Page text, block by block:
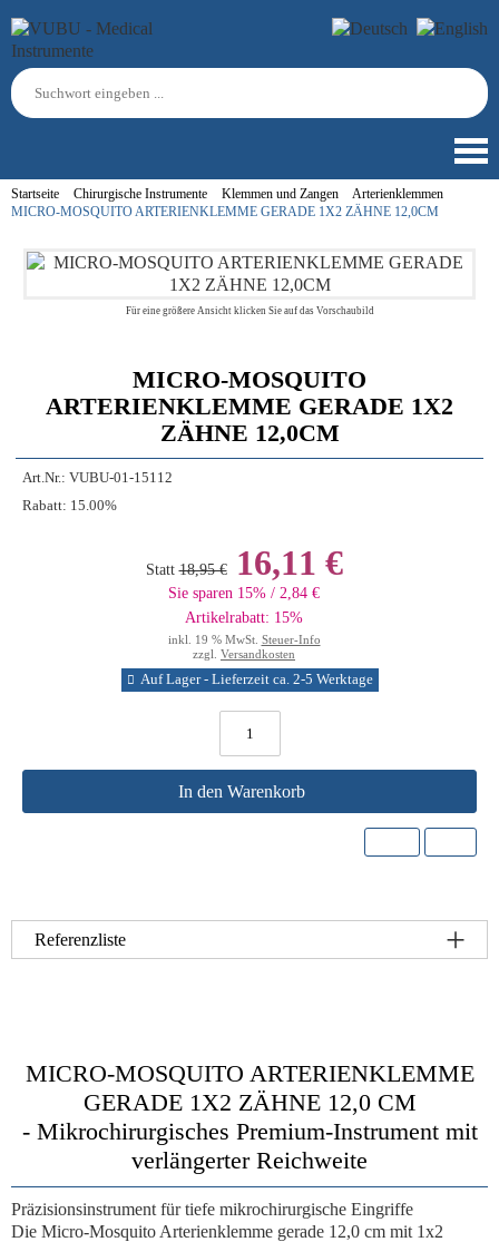
Startseite Chirurgische Instrumente Klemmen und Zangen
Arterienklemmen
MICRO-MOSQUITO ARTERIENKLEMME GERADE 1X2 ZÄHNE 12,0CM
Für eine größere Ansicht klicken Sie auf das Vorschaubild
MICRO-MOSQUITO
ARTERIENKLEMME GERADE 1X2
ZÄHNE 12,0CM
Art.Nr.: VUBU-01-15112
Rabatt: 15.00%
Statt 18,95 €16,11 €
Sie sparen 15% / 2,84 €
Artikelrabatt: 15%
inkl. 19 % MwSt. Steuer-Info
zzgl. Versandkosten
Auf Lager - Lieferzeit ca. 2-5 Werktage
In den Warenkorb
Referenzliste
MICRO-MOSQUITO ARTERIENKLEMME
GERADE 1X2 ZÄHNE 12,0 CM
- Mikrochirurgisches Premium-Instrument mit
verlängerter Reichweite
Präzisionsinstrument für tiefe mikrochirurgische Eingriffe
Die Micro-Mosquito Arterienklemme gerade 12,0 cm mit 1x2